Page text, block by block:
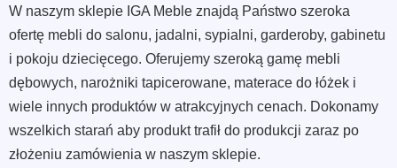
W naszym sklepie IGA Meble znajdą Państwo szeroka
ofertę mebli do salonu, jadalni, sypialni, garderoby, gabinetu
i pokoju dziecięcego. Oferujemy szeroką gamę mebli
dębowych, narożniki tapicerowane, materace do łóżek i
wiele innych produktów w atrakcyjnych cenach. Dokonamy
wszelkich starań aby produkt trafił do produkcji zaraz po
złożeniu zamówienia w naszym sklepie.